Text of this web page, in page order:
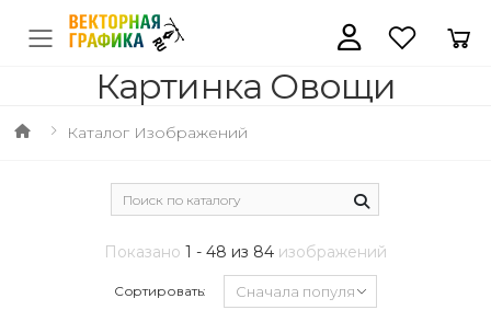
Картинка Овощи
Каталог Изображений
Показано 1 - 48 из 84 изображений
Сортировать: